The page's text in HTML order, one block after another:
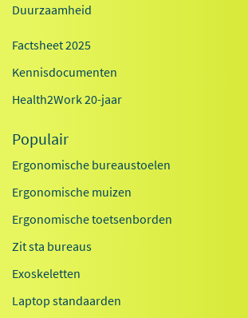
Duurzaamheid
Factsheet 2025
Kennisdocumenten
Health2Work 20-jaar
Populair
Ergonomische bureaustoelen
Ergonomische muizen
Ergonomische toetsenborden
Zit sta bureaus
Exoskeletten
Laptop standaarden